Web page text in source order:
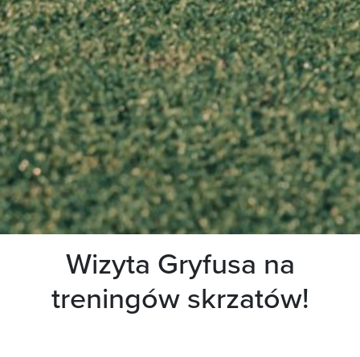
Wizyta Gryfusa na
treningów skrzatów!